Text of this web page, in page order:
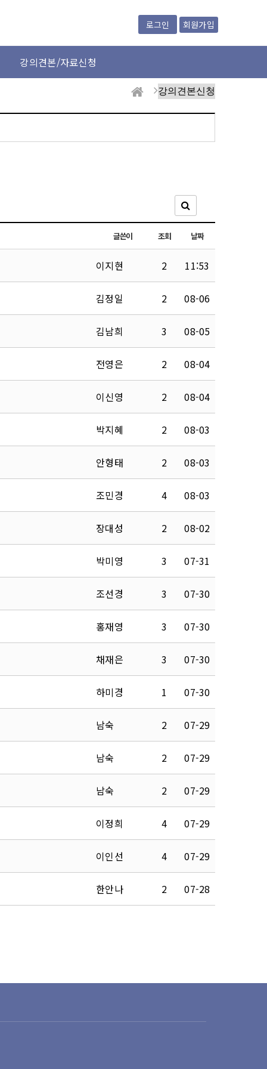
로그인 회원가입
강의견본/자료신청
글쓴이 조회 날짜
이지현 2 11:53
김정일 2 08-06
김남희 3 08-05
전영은 2 08-04
이신영 2 08-04
박지혜 2 08-03
안형태 2 08-03
조민경 4 08-03
장대성 2 08-02
박미영 3 07-31
조선경 3 07-30
홍재영 3 07-30
채재은 3 07-30
하미경 1 07-30
남숙 2 07-29
남숙 2 07-29
남숙 2 07-29
이정희 4 07-29
이인선 4 07-29
한안나 2 07-28